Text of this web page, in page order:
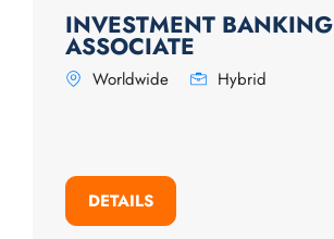
INVESTMENT BANKING
ASSOCIATE
Worldwide Hybrid
DETAILS